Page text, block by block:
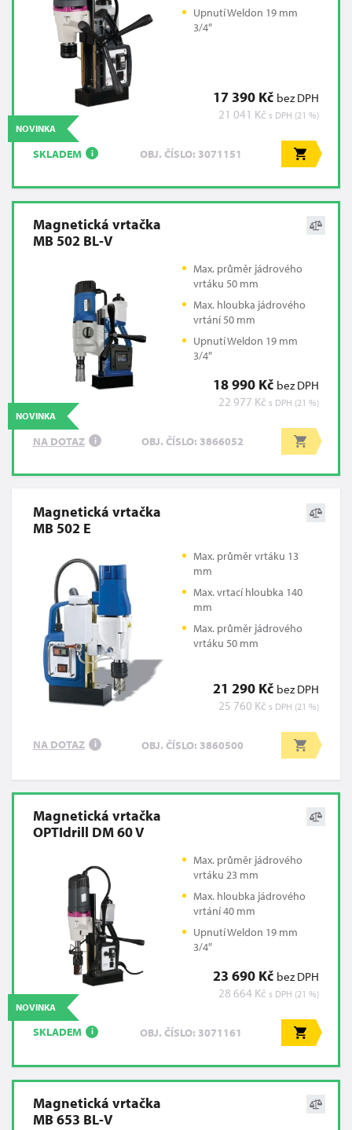
Upnutí Weldon 19 mm
3/4″
17 390 Kč bez DPH
21 041 Kč s DPH (21 %)
NOVINKA
SKLADEM i OBJ. ČÍSLO: 3071151
Magnetická vrtačka
MB 502 BL-V
Max. průměr jádrového
vrtáku 50 mm
Max. hloubka jádrového
vrtání 50 mm
Upnutí Weldon 19 mm
3/4″
18 990 Kč bez DPH
22 977 Kč s DPH (21 %)
NOVINKA
NA DOTAZ i OBJ. ČÍSLO: 3866052
Magnetická vrtačka
MB 502 E
Max. průměr vrtáku 13
mm
Max. vrtací hloubka 140
mm
Max. průměr jádrového
vrtáku 50 mm
21 290 Kč bez DPH
25 760 Kč s DPH (21 %)
NA DOTAZ i OBJ. ČÍSLO: 3860500
Magnetická vrtačka
OPTIdrill DM 60 V
Max. průměr jádrového
vrtáku 23 mm
Max. hloubka jádrového
vrtání 40 mm
Upnutí Weldon 19 mm
3/4″
23 690 Kč bez DPH
28 664 Kč s DPH (21 %)
NOVINKA
SKLADEM i OBJ. ČÍSLO: 3071161
Magnetická vrtačka
MB 653 BL-V